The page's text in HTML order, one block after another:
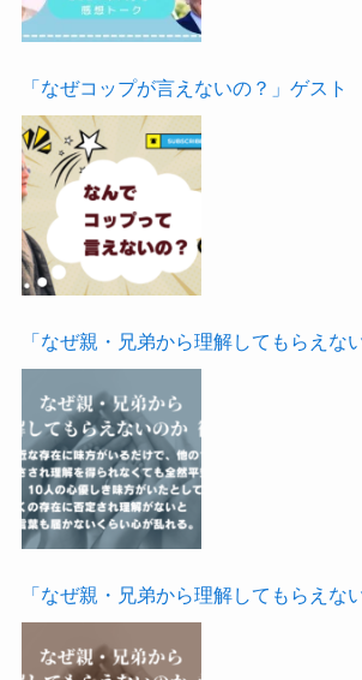
「なぜコップが言えないの？」ゲスト
「なぜ親・兄弟から理解してもらえな
「なぜ親・兄弟から理解してもらえな